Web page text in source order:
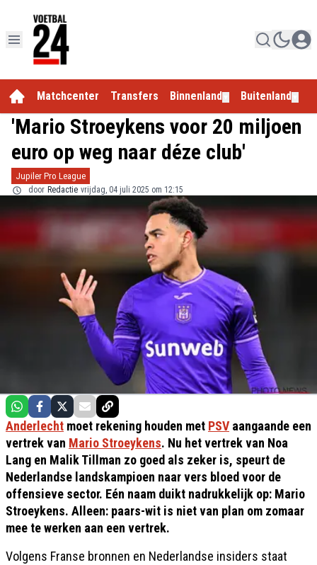
Matchcenter Transfers Binnenland Buitenland
'Mario Stroeykens voor 20 miljoen
euro op weg naar déze club'
Jupiler Pro League
door Redactie vrijdag, 04 juli 2025 om 12:15
Anderlecht moet rekening houden met PSV aangaande een
vertrek van Mario Stroeykens. Nu het vertrek van Noa
Lang en Malik Tillman zo goed als zeker is, speurt de
Nederlandse landskampioen naar vers bloed voor de
offensieve sector. Eén naam duikt nadrukkelijk op: Mario
Stroeykens. Alleen: paars-wit is niet van plan om zomaar
mee te werken aan een vertrek.
Volgens Franse bronnen en Nederlandse insiders staat